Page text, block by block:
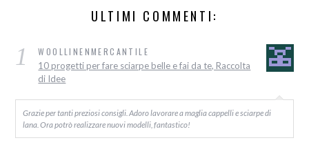
ULTIMI COMMENTI:
1 WOOLLINENMERCANTILE
10 progetti per fare sciarpe belle e fai da te, Raccolta
di Idee
Grazie per tanti preziosi consigli. Adoro lavorare a maglia cappelli e sciarpe di
lana. Ora potrò realizzare nuovi modelli, fantastico!